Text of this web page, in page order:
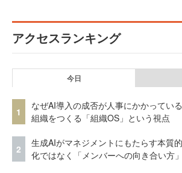
アクセスランキング
今日
1
なぜAI導入の成否が人事にかかってい
組織をつくる「組織OS」という視点
2
生成AIがマネジメントにもたらす本質
化ではなく「メンバーへの向き合い方」